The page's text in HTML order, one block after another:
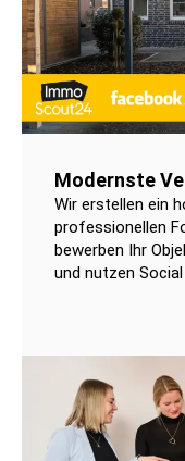
Modernste
Wir erstellen ein
professionellen
bewerben Ihr
und nutzen